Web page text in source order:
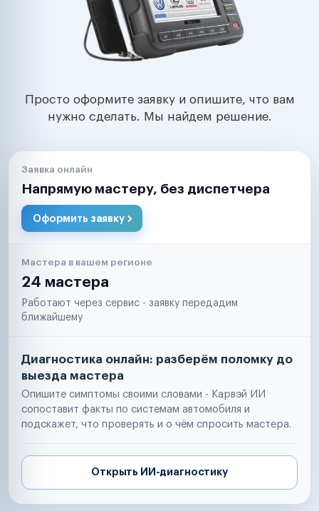
Просто оформите заявку и опишите, что вам
нужно сделать. Мы найдем решение.
Заявка онлайн
Напрямую мастеру, без диспетчера
Оформить заявку
Мастера в вашем регионе
24 мастера
Работают через сервис - заявку передадим
ближайшему
Диагностика онлайн: разберём поломку до
выезда мастера
Опишите симптомы своими словами - Карвэй ИИ
сопоставит факты по системам автомобиля и
подскажет, что проверять и о чём спросить мастера.
Открыть ИИ-диагностику